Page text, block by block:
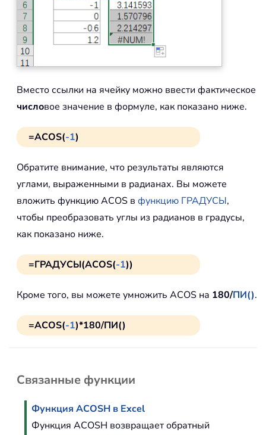
Вместо ссылки на ячейку можно ввести фактическое
числовое значение в формуле, как показано ниже.
=ACOS(-1)
Обратите внимание, что результаты являются
углами, выраженными в радианах. Вы можете
вложить функцию ACOS в функцию ГРАДУСЫ,
чтобы преобразовать углы из радианов в градусы,
как показано ниже.
=ГРАДУСЫ(ACOS(-1))
Кроме того, вы можете умножить ACOS на 180/ПИ().
=ACOS(-1)*180/ПИ()
Связанные функции
Функция ACOSH в Excel
Функция ACOSH возвращает обратный